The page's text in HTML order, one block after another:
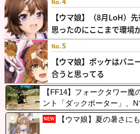
【FF14】フォークタワー魔
ント「ダックポーター」、
格が下落中。「今は2000万
000万くらいになりそう」
NEW 【ウマ娘】夏の暑さに